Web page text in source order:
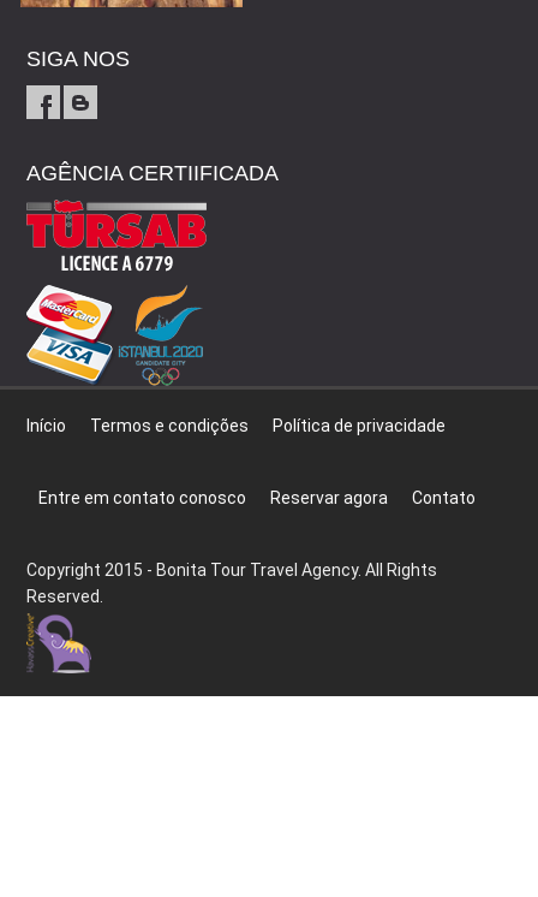
SIGA NOS
AGÊNCIA CERTIIFICADA
Início Termos e condições Política de privacidade
Entre em contato conosco Reservar agora Contato
Copyright 2015 - Bonita Tour Travel Agency. All Rights
Reserved.